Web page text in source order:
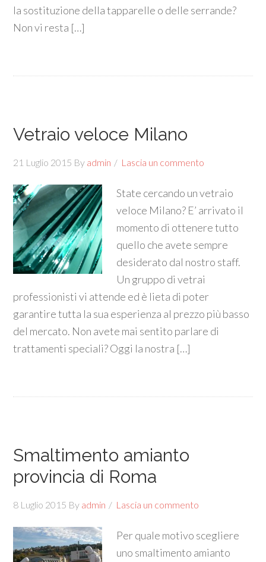
la sostituzione della tapparelle o delle serrande?
Non vi resta […]
Vetraio veloce Milano
21 Luglio 2015 By admin Lascia un commento
State cercando un vetraio
veloce Milano? E’ arrivato il
momento di ottenere tutto
quello che avete sempre
desiderato dal nostro staff.
Un gruppo di vetrai
professionisti vi attende ed è lieta di poter
garantire tutta la sua esperienza al prezzo più basso
del mercato. Non avete mai sentito parlare di
trattamenti speciali? Oggi la nostra […]
Smaltimento amianto
provincia di Roma
8 Luglio 2015 By admin Lascia un commento
Per quale motivo scegliere
uno smaltimento amianto